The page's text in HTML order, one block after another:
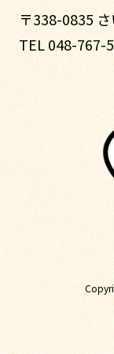
〒338-0835
TEL 048-767-